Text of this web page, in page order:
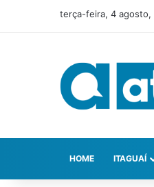
terça-feira, 4 agosto,
HOME ITAGUAÍ